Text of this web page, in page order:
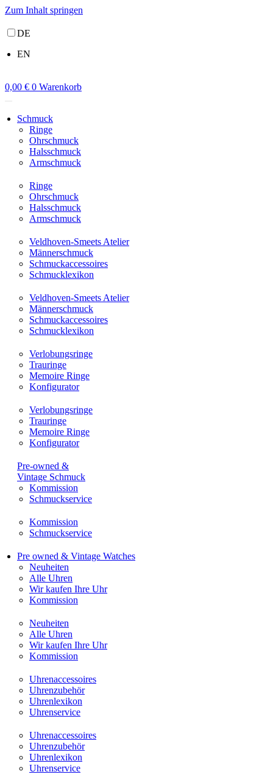
Zum Inhalt springen
DE
EN
0,00 € 0 Warenkorb
Schmuck
Ringe
Ohrschmuck
Halsschmuck
Armschmuck
Ringe
Ohrschmuck
Halsschmuck
Armschmuck
Veldhoven-Smeets Atelier
Männerschmuck
Schmuckaccessoires
Schmucklexikon
Veldhoven-Smeets Atelier
Männerschmuck
Schmuckaccessoires
Schmucklexikon
Verlobungsringe
Trauringe
Memoire Ringe
Konfigurator
Verlobungsringe
Trauringe
Memoire Ringe
Konfigurator
Pre-owned &
Vintage Schmuck
Kommission
Schmuckservice
Kommission
Schmuckservice
Pre owned & Vintage Watches
Neuheiten
Alle Uhren
Wir kaufen Ihre Uhr
Kommission
Neuheiten
Alle Uhren
Wir kaufen Ihre Uhr
Kommission
Uhrenaccessoires
Uhrenzubehör
Uhrenlexikon
Uhrenservice
Uhrenaccessoires
Uhrenzubehör
Uhrenlexikon
Uhrenservice